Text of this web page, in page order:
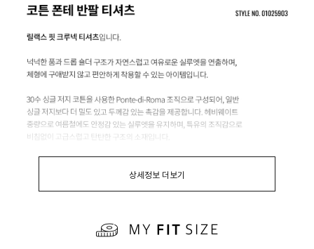
상세정보 더보기